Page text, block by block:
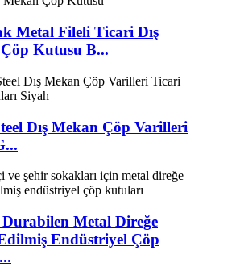
Metal Fileli Ticari Dış
Kutusu B...
Dış Mekan Çöp Varilleri
Metal Direğe
Endüstriyel Çöp